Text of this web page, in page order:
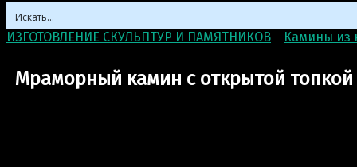
ИЗГОТОВЛЕНИЕ СКУЛЬПТУР И ПАМЯТНИКОВ Камины из
Мраморный камин с открытой топкой